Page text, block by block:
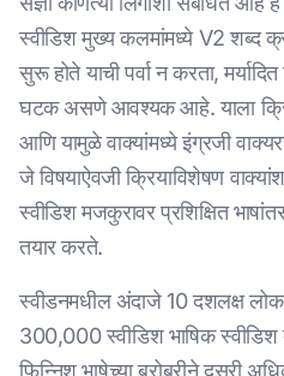
स्वीडिश मुख्य कलमांमध्ये V2 शब्द
सुरू होते याची पर्वा न करता,
घटक असणे आवश्यक आहे. याला
आणि यामुळे वाक्यांमध्ये इंग्रजी
जे विषयाऐवजी क्रियाविशेषण
स्वीडिश मजकुरावर प्रशिक्षित
तयार करते.
स्वीडनमधील अंदाजे 10 दशलक्ष
300,000 स्वीडिश भाषिक स्वीडिश
फिन्निश भाषेच्या बरोबरीने दुसरी